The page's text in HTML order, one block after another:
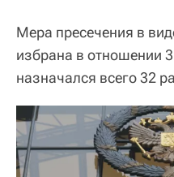
Мера пресечения в
избрана в отношении
назначался всего 32